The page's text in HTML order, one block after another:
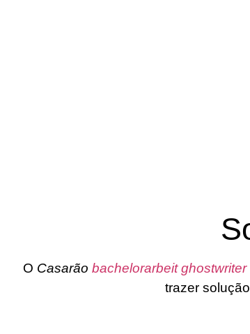
O Casarão bachelorarbeit ghostwriter
trazer